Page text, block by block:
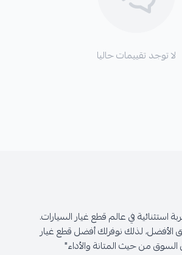
لا توجد تقييمات حاليا
استثنائية في عالم قطع غيار السيارات.
الأفضل، لذلك نوفرلك أفضل قطع غيار
من حيث المتانة والأداء"